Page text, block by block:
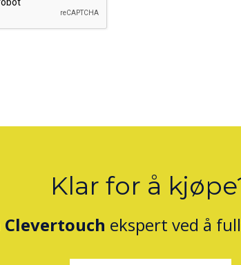
Klar for å
Clevertouch ekspert ved å